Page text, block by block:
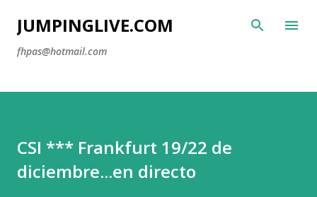
Ir al contenido principal
JUMPINGLIVE.COM
fhpas@hotmail.com
CSI *** Frankfurt 19/22 de
diciembre...en directo